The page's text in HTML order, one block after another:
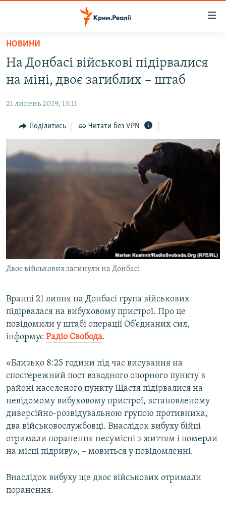
Перейти
основного
матеріалу
до
навігації
Перейти
до
ВОДА.КРИМ
ПОЛІТИКА
БЛОГИ
ІНТЕРВ'Ю
СВІДЧЕННЯ ОКУПАЦІЇ
УКРАЇНСЬКА ПРОБЛЕМА КРИМУ
Qırımtatar
Усі сайти RFE/RL
НОВИНИ
На Донбасі військові підірвалися
на міні, двоє загиблих – штаб
21 липень 2019, 13:11
Поділитись Читати без VPN
Двоє військових загинули на Донбасі
Вранці 21 липня на Донбасі група військових
підірвалася на вибуховому пристрої. Про це
повідомили у штабі операції Об’єднаних сил,
інформує Радіо Свобода.
«Близько 8:25 години під час висування на
спостережний пост взводного опорного пункту в
районі населеного пункту Щастя підірвалися на
невідомому вибуховому пристрої, встановленому
диверсійно-розвідувальною групою противника,
два військовослужбовці. Внаслідок вибуху бійці
отримали поранення несумісні з життям і померли
на місці підриву», – мовиться у повідомленні.
Внаслідок вибуху ще двоє військових отримали
поранення.